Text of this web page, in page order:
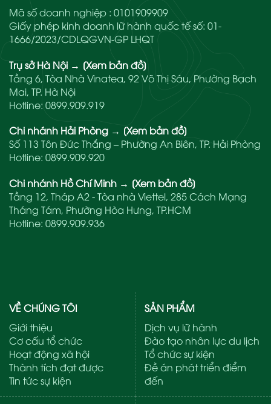
Mã số doanh nghiệp : 0101909909
Giấy phép kinh doanh lữ hành quốc tế số: 01-
1666/2023/CDLQGVN-GP LHQT
Trụ sở Hà Nội → [Xem bản đồ]
Tầng 6, Tòa Nhà Vinatea, 92 Võ Thị Sáu, Phường Bạch
Mai, TP. Hà Nội
Hotline: 0899.909.919
Chi nhánh Hải Phòng → [Xem bản đồ]
Số 113 Tôn Đức Thắng – Phường An Biên, TP. Hải Phòng
Hotline: 0899.909.920
Chi nhánh Hồ Chí Minh → [Xem bản đồ]
Tầng 12, Tháp A2 - Tòa nhà Viettel, 285 Cách Mạng
Tháng Tám, Phường Hòa Hưng, TP.HCM
Hotline: 0899.909.936
VỀ CHÚNG TÔI
Giới thiệu
Cơ cấu tổ chức
Hoạt động xã hội
Thành tích đạt được
Tin tức sự kiện
SẢN PHẨM
Dịch vụ lữ hành
Đào tạo nhân lực du lịch
Tổ chức sự kiện
Đề án phát triển điểm
đến